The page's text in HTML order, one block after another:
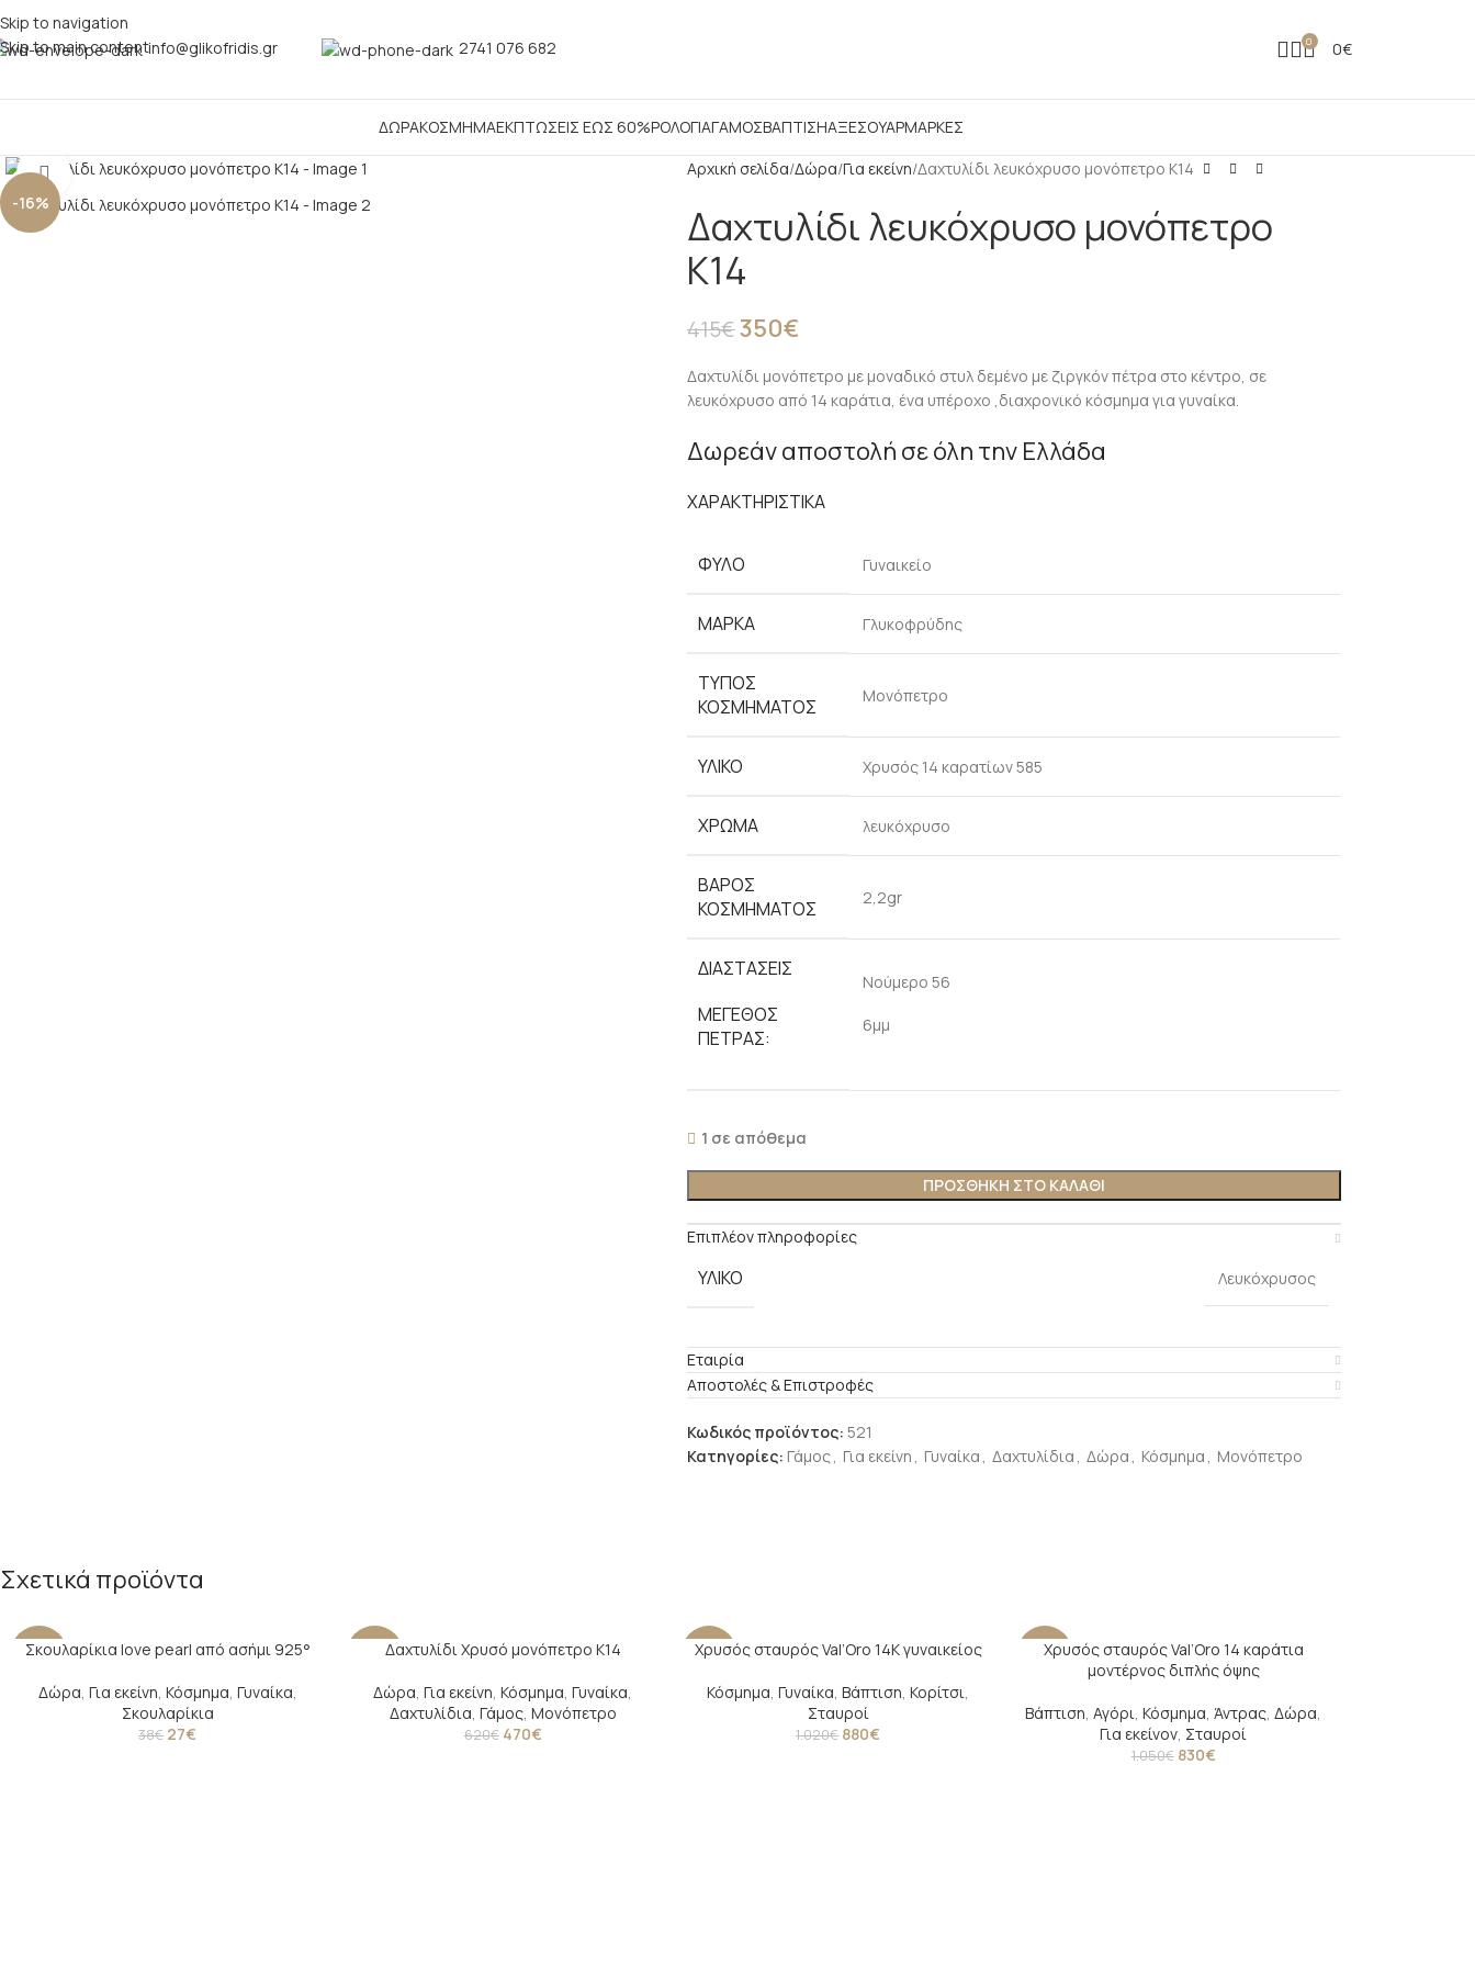
Skip to navigation
Skip to main contentinfo@glikofridis.gr 2741 076 682 0 0€
ΔΩΡΑΚΟΣΜΗΜΑΕΚΠΤΩΣΕΙΣ ΕΩΣ 60%ΡΟΛΟΓΙΑΓΑΜΟΣΒΑΠΤΙΣΗΑΞΕΣΟΥΑΡΜΑΡΚΕΣ
-16%
Click to enlarge Αρχική σελίδα Δώρα Για εκείνη Δαχτυλίδι λευκόχρυσο μονόπετρο Κ14
Δαχτυλίδι λευκόχρυσο μονόπετρο
Κ14
415€350€
Δαχτυλίδι μονόπετρο με μοναδικό στυλ δεμένο με ζιργκόν πέτρα στο κέντρο, σε
λευκόχρυσο από 14 καράτια, ένα υπέροχο ,διαχρονικό κόσμημα για γυναίκα.
Δωρεάν αποστολή σε όλη την Ελλάδα
ΧΑΡΑΚΤΗΡΙΣΤΙΚΑ
ΦΥΛΟ Γυναικείο
ΜΑΡΚΑ Γλυκοφρύδης
ΤΥΠΟΣ
ΚΟΣΜΗΜΑΤΟΣ
Μονόπετρο
ΥΛΙΚΟ Χρυσός 14 καρατίων 585
ΧΡΩΜΑ λευκόχρυσο
ΒΑΡΟΣ
ΚΟΣΜΗΜΑΤΟΣ
2,2gr
ΔΙΑΣΤΑΣΕΙΣ
ΜΕΓΕΘΟΣ
ΠΕΤΡΑΣ:
Νούμερο 56
6μμ
1 σε απόθεμα
ΠΡΟΣΘΗΚΗ ΣΤΟ ΚΑΛΑΘΙ
Επιπλέον πληροφορίες
ΥΛΙΚΟ Λευκόχρυσος
Εταιρία
Αποστολές & Επιστροφές
Κωδικός προϊόντος: 521
Κατηγορίες: Γάμος, Για εκείνη , Γυναίκα , Δαχτυλίδια , Δώρα , Κόσμημα , Μονόπετρο
Σχετικά προϊόντα
-29%
Σκουλαρίκια love pearl από ασήμι 925°
Δώρα, Για εκείνη, Κόσμημα, Γυναίκα,
Σκουλαρίκια
38€ 27€
-24%Δαχτυλίδι Χρυσό μονόπετρο Κ14
Δώρα,Για εκείνη,Κόσμημα,Γυναίκα,
Δαχτυλίδια, Γάμος, Μονόπετρο
620€ 470€
-14%
Χρυσός σταυρός Val’Oro 14Κ γυναικείος
Κόσμημα,Γυναίκα,Βάπτιση,Κορίτσι,
Σταυροί
1.020€ 880€
-21%
Χρυσός σταυρός Val’Oro 14 καράτια
μοντέρνος διπλής όψης
Βάπτιση,Αγόρι,Κόσμημα,Άντρας,Δώρα,
Για εκείνον, Σταυροί
1.050€ 830€